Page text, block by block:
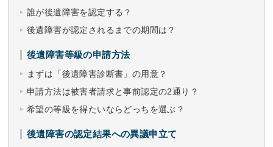
誰が後遺障害を認定する？
後遺障害が認定されるまでの期間は？
後遺障害等級の申請方法
まずは「後遺障害診断書」の用意？
申請方法は被害者請求と事前認定の2通り？
希望の等級を得たいならどっちを選ぶ？
後遺障害の認定結果への異議申立て